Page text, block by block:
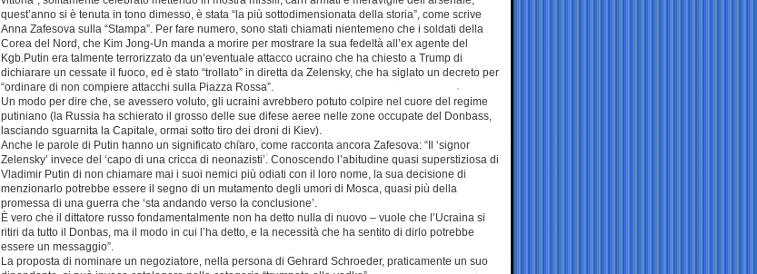
quest’anno si è tenuta in tono dimesso, è stata “la più sottodimensionata della storia”, come scrive
Anna Zafesova sulla “Stampa”. Per fare numero, sono stati chiamati nientemeno che i soldati della
Corea del Nord, che Kim Jong-Un manda a morire per mostrare la sua fedeltà all’ex agente del
Kgb.Putin era talmente terrorizzato da un’eventuale attacco ucraino che ha chiesto a Trump di
dichiarare un cessate il fuoco, ed è stato “trollato” in diretta da Zelensky, che ha siglato un decreto per
“ordinare di non compiere attacchi sulla Piazza Rossa”.
Un modo per dire che, se avessero voluto, gli ucraini avrebbero potuto colpire nel cuore del regime
putiniano (la Russia ha schierato il grosso delle sue difese aeree nelle zone occupate del Donbass,
lasciando sguarnita la Capitale, ormai sotto tiro dei droni di Kiev).
Anche le parole di Putin hanno un significato chiaro, come racconta ancora Zafesova: “Il ‘signor
Zelensky’ invece del ‘capo di una cricca di neonazisti’. Conoscendo l’abitudine quasi superstiziosa di
Vladimir Putin di non chiamare mai i suoi nemici più odiati con il loro nome, la sua decisione di
menzionarlo potrebbe essere il segno di un mutamento degli umori di Mosca, quasi più della
promessa di una guerra che ‘sta andando verso la conclusione’.
È vero che il dittatore russo fondamentalmente non ha detto nulla di nuovo – vuole che l’Ucraina si
ritiri da tutto il Donbas, ma il modo in cui l’ha detto, e la necessità che ha sentito di dirlo potrebbe
essere un messaggio”.
La proposta di nominare un negoziatore, nella persona di Gehrard Schroeder, praticamente un suo